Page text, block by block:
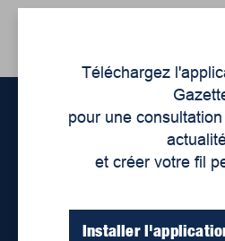
Téléchargez
pour une
et créer votre fil
Installer
Déontologie et confidentialité